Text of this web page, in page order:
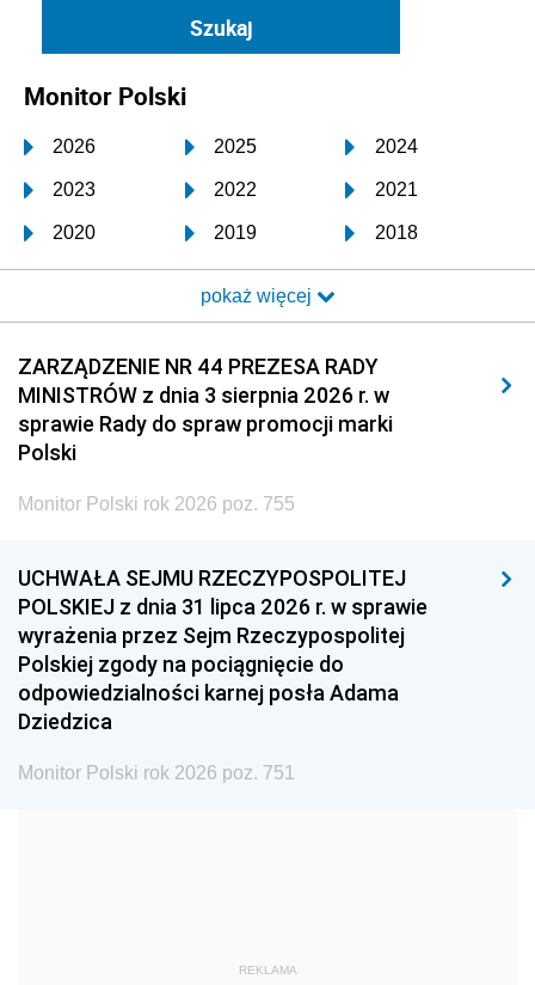
Monitor Polski
2026 2025 2024
2023 2022 2021
2020 2019 2018
2017 2016 2015
2014 2013 2012
2011 2010 2009
2008 2007 2006
2005
1996 1995 1994
1993 1992 1991
1990 1989
1987 1986 1985
1968
pokaż więcej
ZARZĄDZENIE NR 44 PREZESA RADY
MINISTRÓW z dnia 3 sierpnia 2026 r. w
sprawie Rady do spraw promocji marki
Polski
Monitor Polski rok 2026 poz. 755
UCHWAŁA SEJMU RZECZYPOSPOLITEJ
POLSKIEJ z dnia 31 lipca 2026 r. w sprawie
wyrażenia przez Sejm Rzeczypospolitej
Polskiej zgody na pociągnięcie do
odpowiedzialności karnej posła Adama
Dziedzica
Monitor Polski rok 2026 poz. 751
REKLAMA